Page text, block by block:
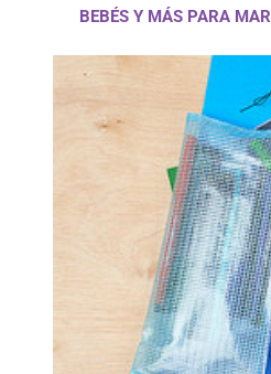
BEBÉS Y MÁS PARA